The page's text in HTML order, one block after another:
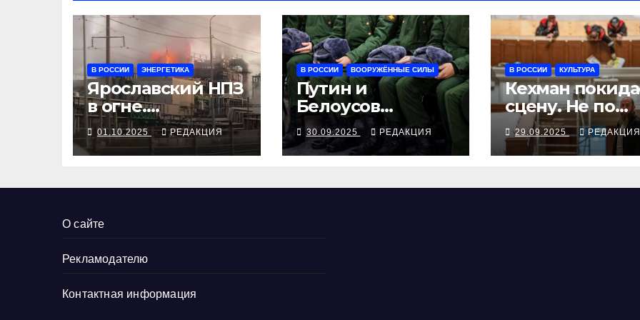
В РОССИИ ЭНЕРГЕТИКА
Ярославский НПЗ
в огне.
Официально —
не дроны
01.10.2025 РЕДАКЦИЯ
В РОССИИ ВООРУЖЁННЫЕ СИЛЫ
Путин и
Белоусов
объявили
осенний призыв
30.09.2025 РЕДАКЦИЯ
В РОССИИ КУЛЬТУРА
Кехман
сцену. Не по
собственному
желанию
29.09.2025 РЕДАКЦИЯ
О сайте
Рекламодателю
Контактная информация